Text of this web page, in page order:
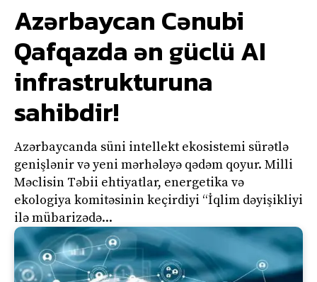
Azərbaycan Cənubi
Qafqazda ən güclü AI
infrastrukturuna
sahibdir!
Azərbaycanda süni intellekt ekosistemi sürətlə
genişlənir və yeni mərhələyə qədəm qoyur. Milli
Məclisin Təbii ehtiyatlar, energetika və
ekologiya komitəsinin keçirdiyi “İqlim dəyişikliyi
ilə mübarizədə...